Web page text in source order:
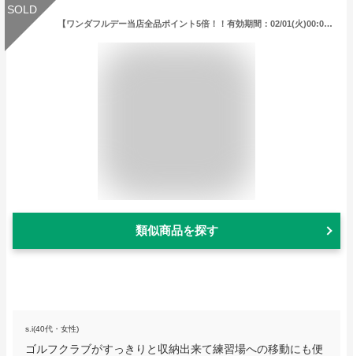
SOLD
【ワンダフルデー当店全品ポイント5倍！！有効期間：02/01(火)00:00〜23：59迄】ベゼル ゴルフ トラベルカバー RH9117
類似商品を探す
s.i(40代・女性)
ゴルフクラブがすっきりと収納出来て練習場への移動にも便